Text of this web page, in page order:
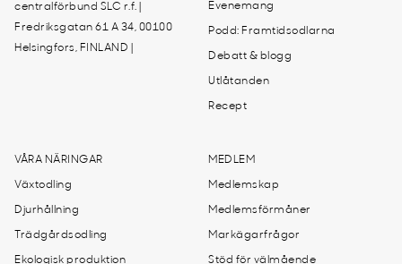
centralförbund SLC r.f. |
Fredriksgatan 61 A 34, 00100
Helsingfors, FINLAND |
Evenemang
Podd: Framtidsodlarna
Debatt & blogg
Utlåtanden
Recept
VÅRA NÄRINGAR
Växtodling
Djurhållning
Trädgårdsodling
Ekologisk produktion
MEDLEM
Medlemskap
Medlemsförmåner
Markägarfrågor
Stöd för välmående